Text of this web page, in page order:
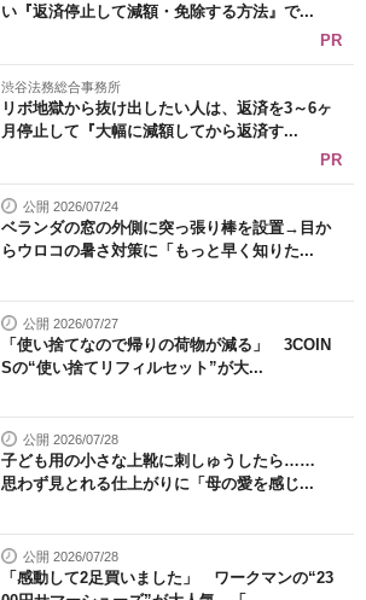
い『返済停止して減額・免除する方法』で...
PR
渋谷法務総合事務所
リボ地獄から抜け出したい人は、返済を3～6ヶ
月停止して『大幅に減額してから返済す...
PR
公開 2026/07/24
ベランダの窓の外側に突っ張り棒を設置→目か
らウロコの暑さ対策に「もっと早く知りた...
公開 2026/07/27
「使い捨てなので帰りの荷物が減る」 3COIN
Sの“使い捨てリフィルセット”が大...
公開 2026/07/28
子ども用の小さな上靴に刺しゅうしたら……
思わず見とれる仕上がりに「母の愛を感じ...
公開 2026/07/28
「感動して2足買いました」 ワークマンの“23